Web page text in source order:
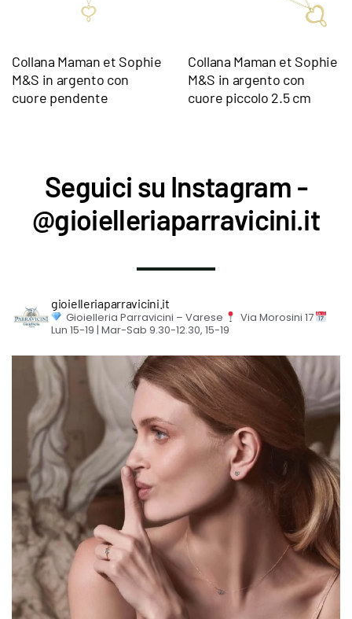
Collana Maman et Sophie
M&S in argento con
cuore pendente
Collana Maman et Sophie
M&S in argento con
cuore piccolo 2.5 cm
Seguici su Instagram -
@gioielleriaparravicini.it
gioielleriaparravicini.it
Gioielleria Parravicini – Varese
Via Morosini 17
Lun 15-19 | Mar-Sab 9.30-12.30, 15-19